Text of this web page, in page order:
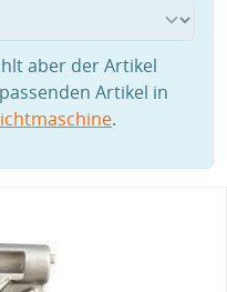
aber der Artikel
Artikel in
.